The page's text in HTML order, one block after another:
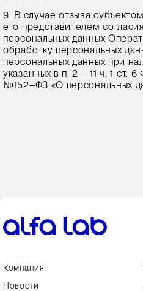
9. В случае отзыва
его представителем
персональных данных
обработку персональных
персональных данных при
указанных в п. 2 – 11 ч. 1 ст.
№152–ФЗ «О персональных
Компания
Новости